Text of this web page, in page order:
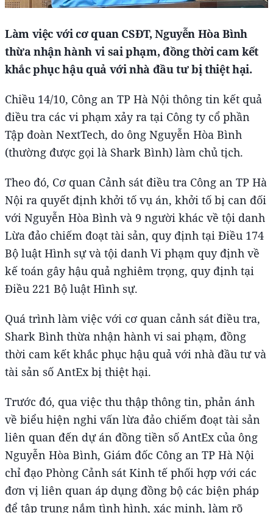
Làm việc với cơ quan CSĐT, Nguyễn Hòa Bình
thừa nhận hành vi sai phạm, đồng thời cam kết
khắc phục hậu quả với nhà đầu tư bị thiệt hại.
Chiều 14/10, Công an TP Hà Nội thông tin kết quả
điều tra các vi phạm xảy ra tại Công ty cổ phần
Tập đoàn NextTech, do ông Nguyễn Hòa Bình
(thường được gọi là Shark Bình) làm chủ tịch.
Theo đó, Cơ quan Cảnh sát điều tra Công an TP Hà
Nội ra quyết định khởi tố vụ án, khởi tố bị can đối
với Nguyễn Hòa Bình và 9 người khác về tội danh
Lừa đảo chiếm đoạt tài sản, quy định tại Điều 174
Bộ luật Hình sự và tội danh Vi phạm quy định về
kế toán gây hậu quả nghiêm trọng, quy định tại
Điều 221 Bộ luật Hình sự.
Quá trình làm việc với cơ quan cảnh sát điều tra,
Shark Bình thừa nhận hành vi sai phạm, đồng
thời cam kết khắc phục hậu quả với nhà đầu tư và
tài sản số AntEx bị thiệt hại.
Trước đó, qua việc thu thập thông tin, phản ánh
về biểu hiện nghi vấn lừa đảo chiếm đoạt tài sản
liên quan đến dự án đồng tiền số AntEx của ông
Nguyễn Hòa Bình, Giám đốc Công an TP Hà Nội
chỉ đạo Phòng Cảnh sát Kinh tế phối hợp với các
đơn vị liên quan áp dụng đồng bộ các biện pháp
để tập trung nắm tình hình, xác minh, làm rõ